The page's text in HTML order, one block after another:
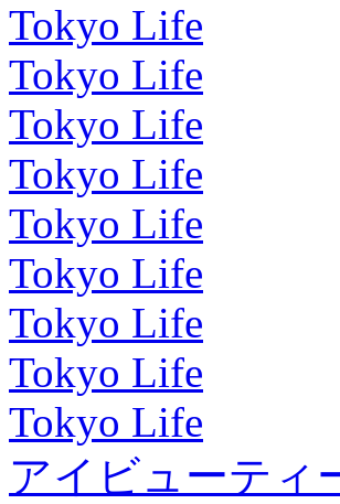
Tokyo Life
Tokyo Life
Tokyo Life
Tokyo Life
Tokyo Life
Tokyo Life
Tokyo Life
Tokyo Life
Tokyo Life
アイビューティ